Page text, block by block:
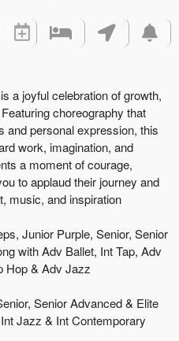
a joyful celebration of growth,
choreography that
and personal expression, this
work, imagination, and
a moment of courage,
to applaud their journey and
music, and inspiration.
Junior Purple, Senior, Senior
with Adv Ballet, Int Tap, Adv
Hop & Adv Jazz
Senior Advanced & Elite
Jazz & Int Contemporary